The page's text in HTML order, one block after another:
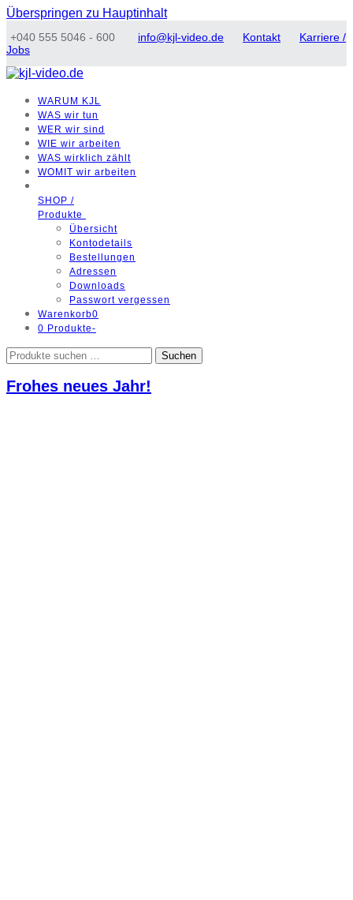
Überspringen zu Hauptinhalt
+040 555 5046 - 600 info@kjl-video.de Kontakt
Karriere /
Jobs
WARUM
KJL
WAS wir tun
WER wir sind
WIE wir arbeiten
WAS wirklich zählt
WOMIT wir arbeiten
SHOP /
Produkte
Übersicht
Kontodetails
Bestellungen
Adressen
Downloads
Passwort vergessen
Warenkorb0
0 Produkte-
Suchen
nach:
Suchen
Frohes neues Jahr!